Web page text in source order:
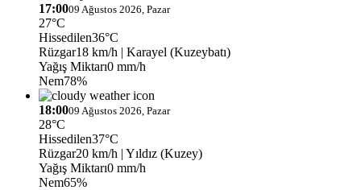
17:0009 Ağustos 2026, Pazar
27°C
Hissedilen36°C
Rüzgar18 km/h | Karayel (Kuzeybatı)
Yağış Miktarı0 mm/h
Nem78%
18:0009 Ağustos 2026, Pazar
28°C
Hissedilen37°C
Rüzgar20 km/h | Yıldız (Kuzey)
Yağış Miktarı0 mm/h
Nem65%